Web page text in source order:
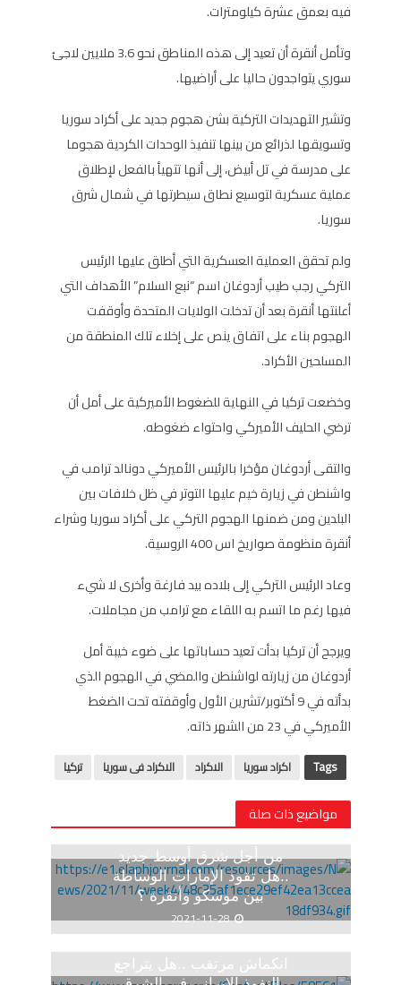
فيه بعمق عشرة كيلومترات.
وتأمل أنقرة أن تعيد إلى هذه المناطق نحو 3.6 ملايين لاجئ
سوري يتواجدون حاليا على أراضيها.
وتشير التهديدات التركية بشن هجوم جديد على أكراد سوريا
وتسويقها لذرائع من بينها تنفيذ الوحدات الكردية هجوما
على مدرسة في تل أبيض، إلى أنها تتهيأ بالفعل لإطلاق
عملية عسكرية لتوسيع نطاق سيطرتها في شمال شرق
سوريا.
ولم تحقق العملية العسكرية التي أطلق عليها الرئيس
التركي رجب طيب أردوغان اسم “نبع السلام” الأهداف التي
أعلنتها أنقرة بعد أن تدخلت الولايات المتحدة وأوقفت
الهجوم بناء على اتفاق ينص على إخلاء تلك المنطقة من
المسلحين الأكراد.
وخضعت تركيا في النهاية للضغوط الأميركية على أمل أن
ترضي الحليف الأميركي واحتواء ضغوطه.
والتقى أردوغان مؤخرا بالرئيس الأميركي دونالد ترامب في
واشنطن في زيارة خيم عليها التوتر في ظل خلافات بين
البلدين ومن ضمنها الهجوم التركي على أكراد سوريا وشراء
أنقرة منظومة صواريخ اس 400 الروسية.
وعاد الرئيس التركي إلى بلاده بيد فارغة وأخرى لا شيء
فيها رغم ما اتسم به اللقاء مع ترامب من مجاملات.
ويرجح أن تركيا بدأت تعيد حساباتها على ضوء خيبة أمل
أردوغان من زيارته لواشنطن والمضي في الهجوم الذي
بدأته في 9 أكتوبر/تشرين الأول وأوقفته تحت الضغط
الأميركي في 23 من الشهر ذاته.
Tags اكراد سوريا الاكراد الاكراد فى سوريا تركيا
مواضيع ذات صلة
من أجل شرق أوسط جديد
..هل تقود الإمارات الوساطة
بين موسكو وأنقرة ؟
2021-11-28
انكماش مرتقب ..هل يتراجع